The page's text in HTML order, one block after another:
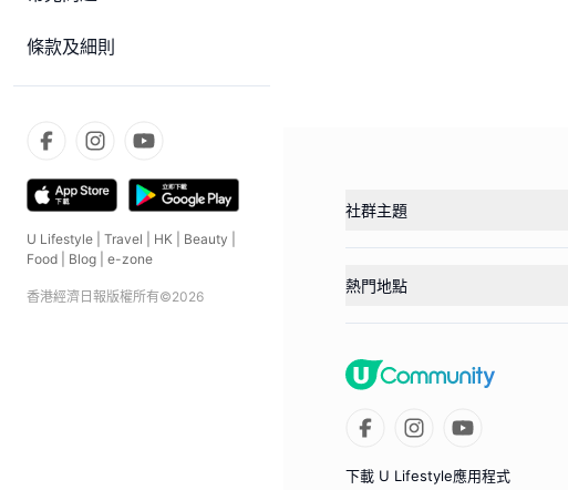
條款及細則
U Lifestyle Travel HK Beauty
Food
Blog e-zone
香港經濟日報版權所有©2026
社群主題
熱門地點
下載 U Lifestyle應用程式